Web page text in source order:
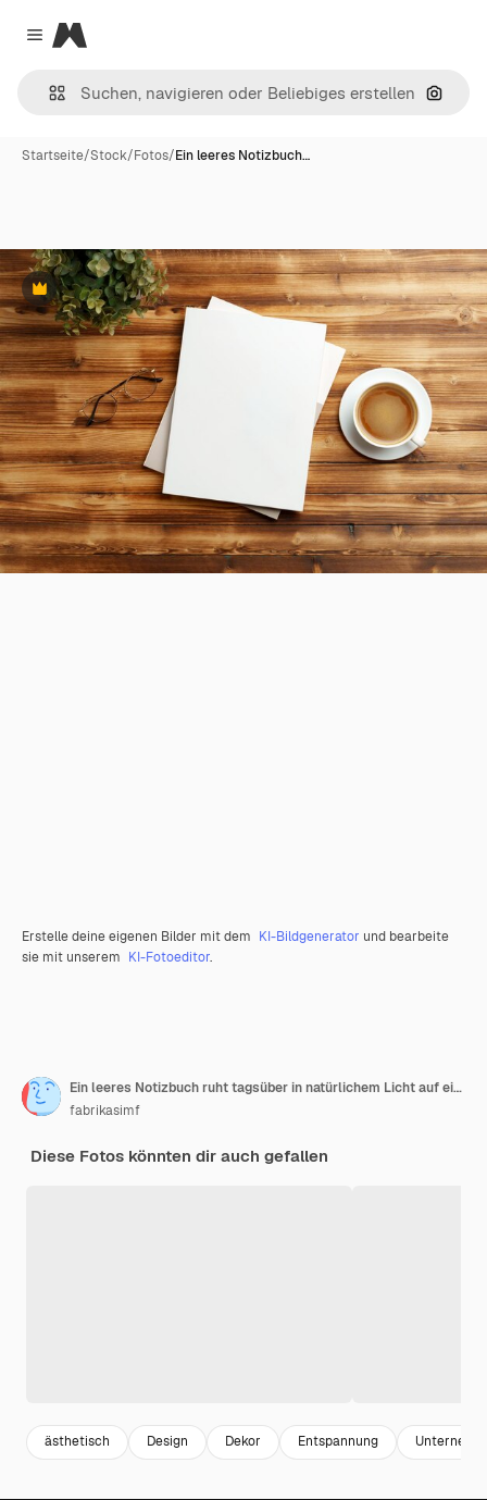
Close menu
Magnific
Nach
Startseite/Stock/Fotos/Ein leeres Notizbuch…
Premium
Erstelle deine eigenen Bilder mit dem KI-Bildgenerator und bearbeite
sie mit unserem KI-Fotoeditor.
Ein leeres Notizbuch ruht tagsüber in natürlichem Licht auf einem Holztisch
fabrikasimf
Diese Fotos könnten dir auch gefallen
ästhetisch Design Dekor Entspannung